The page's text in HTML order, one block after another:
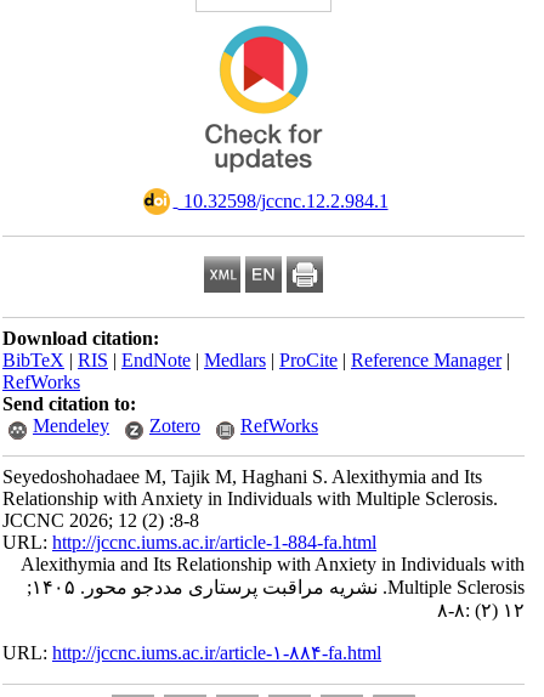
‎ 10.32598/jccnc.12.2.984.1
Download citation:
BibTeX|RIS|EndNote|Medlars|ProCite|Reference Manager
RefWorks
Send citation to:
Mendeley
Zotero RefWorks
Seyedoshohadaee M, Tajik M, Haghani S. Alexithymia and Its
Relationship with Anxiety in Individuals with Multiple Sclerosis.
JCCNC 2026; 12 (2) :8-8
URL:http://jccnc.iums.ac.ir/article-1-884-fa.html
Alexithymia and Its Relationship with Anxiety in Individuals with
Multiple Sclerosis. نشریه مراقبت پرستاری مددجو محور. ۱۴۰۵;
۱۲ (۲) :۸-۸
URL:http://jccnc.iums.ac.ir/article-۱-۸۸۴-fa.html